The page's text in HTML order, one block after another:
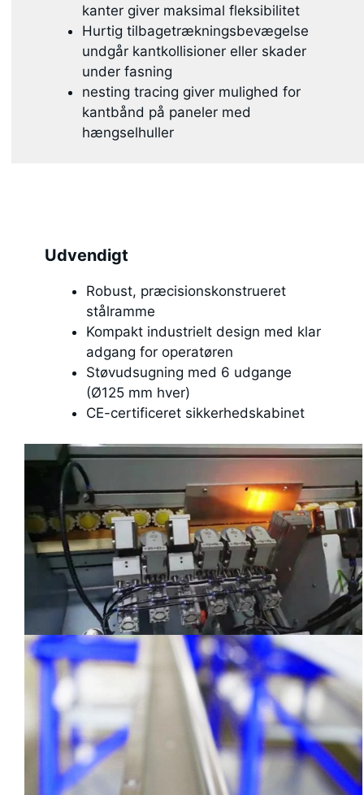
kanter giver maksimal fleksibilitet
Hurtig tilbagetrækningsbevægelse
undgår kantkollisioner eller skader
under fasning
nesting tracing giver mulighed for
kantbånd på paneler med
hængselhuller
Udvendigt
Robust, præcisionskonstrueret
stålramme
Kompakt industrielt design med klar
adgang for operatøren
Støvudsugning med 6 udgange
(Ø125 mm hver)
CE-certificeret sikkerhedskabinet